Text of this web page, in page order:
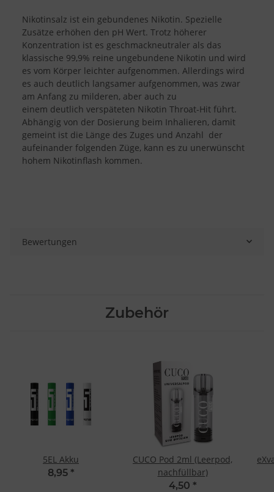
Nikotinsalz ist ein gebundenes Nikotin. Spezielle
Zusätze erhöhen den pH Wert. Trotz höherer
Konzentration ist es geschmackneutraler als das
klassische 99,9% reine ungebundene Nikotin und wird
es vom Körper leichter aufgenommen. Allerdings wird
es auch deutlich langsamer aufgenommen, was zwar
am Anfang zu milderen, aber auch zu
einem deutlich verspäteten Nikotin Throat-Hit führt.
Abhängig von der Dosierung beim Inhalieren, damit
gemeint ist die Länge des Zuges und Anzahl der
aufeinander folgenden Züge, kann es zu unerwünscht
hohem Nikotinflash kommen.
Bewertungen
Zubehör
5EL Akku
8,95 *
CUCO Pod 2ml (Leerpod,
nachfüllbar)
4,50 *